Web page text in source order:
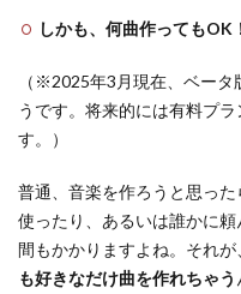
しかも、何曲作ってもOK
（※2025年3月現在、ベー
うです。将来的には有料プ
す。）
普通、音楽を作ろうと思っ
使ったり、あるいは誰かに
間もかかりますよね。それが
も好きなだけ曲を作れちゃう